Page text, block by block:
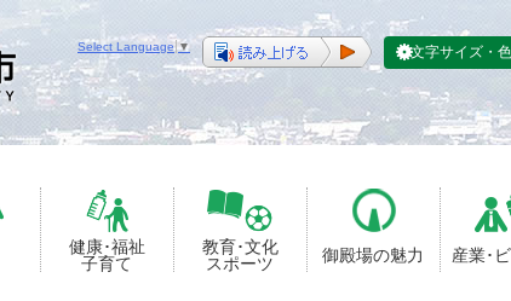
健康･福祉
子育て
教育･文化
スポーツ
御殿場の魅力 産業･
Select Language ▼ 文字サイズ・